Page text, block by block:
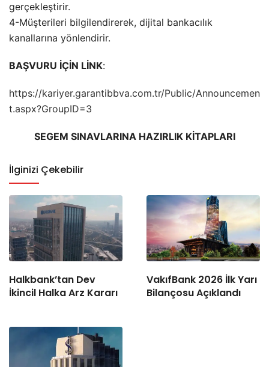
gerçekleştirir.
4-Müşterileri bilgilendirerek, dijital bankacılık
kanallarına yönlendirir.
BAŞVURU İÇİN LİNK:
https://kariyer.garantibbva.com.tr/Public/Announcemen
t.aspx?GroupID=3
SEGEM SINAVLARINA HAZIRLIK KİTAPLARI
İlginizi Çekebilir
Halkbank’tan Dev
İkincil Halka Arz Kararı
VakıfBank 2026 İlk Yarı
Bilançosu Açıklandı